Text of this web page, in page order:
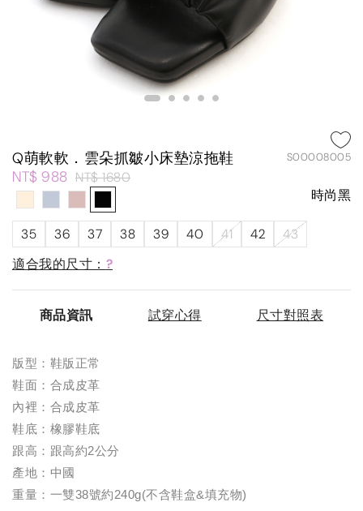
Q萌軟軟．雲朵抓皺小床墊涼拖鞋 S00008005
NT$ 988 NT$ 1680
時尚黑
35 36 37 38 39 40 41 42
43
適合我的尺寸： ?
商品資訊 試穿心得 尺寸對照表
版型：鞋版正常
鞋面：合成皮革
內裡：合成皮革
鞋底：橡膠鞋底
跟高：跟高約2公分
產地：中國
重量：一雙38號約240g(不含鞋盒&填充物)